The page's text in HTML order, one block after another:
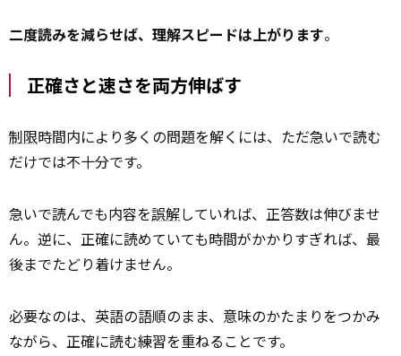
二度読みを減らせば、理解スピードは上がります。
正確さと速さを両方伸ばす
制限時間内により多くの問題を解くには、ただ急いで読む
だけでは不十分です。
急いで読んでも内容を誤解していれば、正答数は伸びませ
ん。逆に、正確に読めていても時間がかかりすぎれば、最
後までたどり着けません。
必要なのは、英語の語順のまま、意味のかたまりをつかみ
ながら、正確に読む練習を重ねることです。